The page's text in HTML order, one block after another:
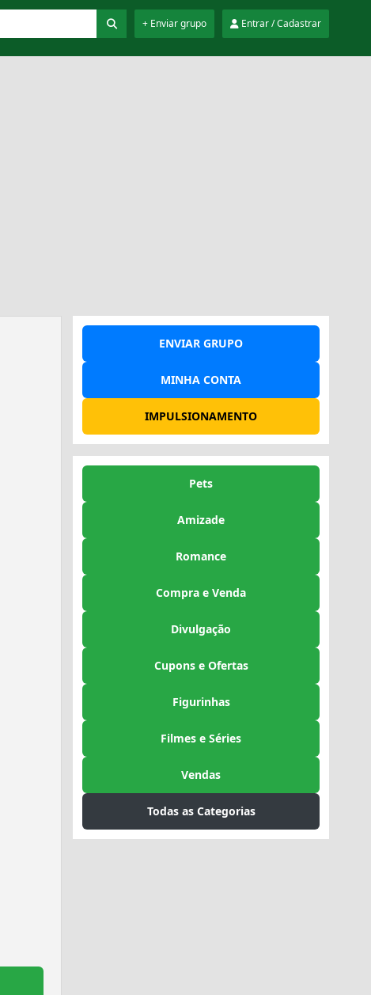
Entrar / Cadastrar
+ Enviar grupo
ENVIAR GRUPO
MINHA CONTA
IMPULSIONAMENTO
Pets
Amizade
Romance
Compra e Venda
Divulgação
Cupons e Ofertas
Figurinhas
Filmes e Séries
Vendas
Todas as Categorias